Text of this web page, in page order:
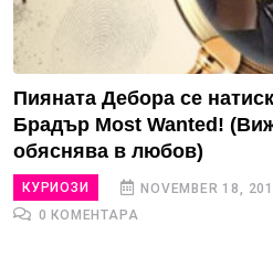
Пияната Дебора се
Брадър Most Wanted!
обяснява в любов)
КУРИОЗИ NOVEMBER 18,
0 КОМЕНТАРА